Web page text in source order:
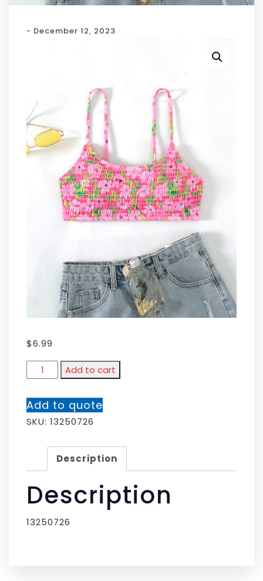
- December 12, 2023
$6.99
Add to cart
Add to quote
SKU: 13250726
Description
Description
13250726